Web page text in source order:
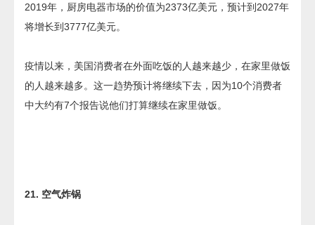
2019年，厨房电器市场的价值为2373亿美元，预计到2027年
将增长到3777亿美元。
疫情以来，美国消费者在外面吃饭的人越来越少，在家里做饭
的人越来越多。这一趋势预计将继续下去，因为10个消费者
中大约有7个报告说他们打算继续在家里做饭。
21. 空气炸锅